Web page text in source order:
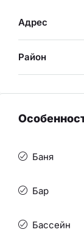
Адрес
Район
Баня
Бар
Бассейн